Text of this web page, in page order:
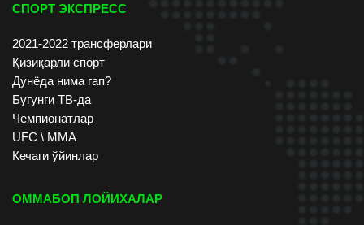
СПОРТ ЭКСПРЕСС
2021-2022 трансферлари
Қизиқарли спорт
Дунёда нима гап?
Бугунги ТВ-да
Чемпионатлар
UFC \ ММА
Кечаги ўйинлар
ОММАБОП ЛОЙИХАЛАР